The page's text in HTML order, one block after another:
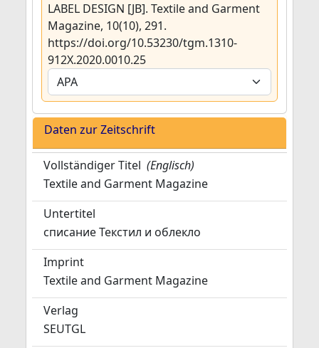
LABEL DESIGN [JB]. Textile and Garment
Magazine, 10(10), 291.
https://doi.org/10.53230/tgm.1310-
912X.2020.0010.25
Daten zur Zeitschrift
Vollständiger Titel (Englisch)
Textile and Garment Magazine
Untertitel
списание Текстил и облекло
Imprint
Textile and Garment Magazine
Verlag
SEUTGL